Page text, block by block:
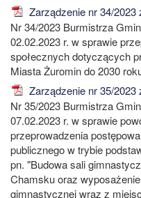
Zarządzenie nr 34/2023
Nr 34/2023 Burmistrza
02.02.2023 r. w sprawie
społecznych dotyczących
Miasta Żuromin do 2030
Zarządzenie nr 35/2023
Nr 35/2023 Burmistrza
07.02.2023 r. w sprawie
przeprowadzenia
publicznego w trybie
pn. "Budowa sali
Chamsku oraz
gimnastycznej wraz z